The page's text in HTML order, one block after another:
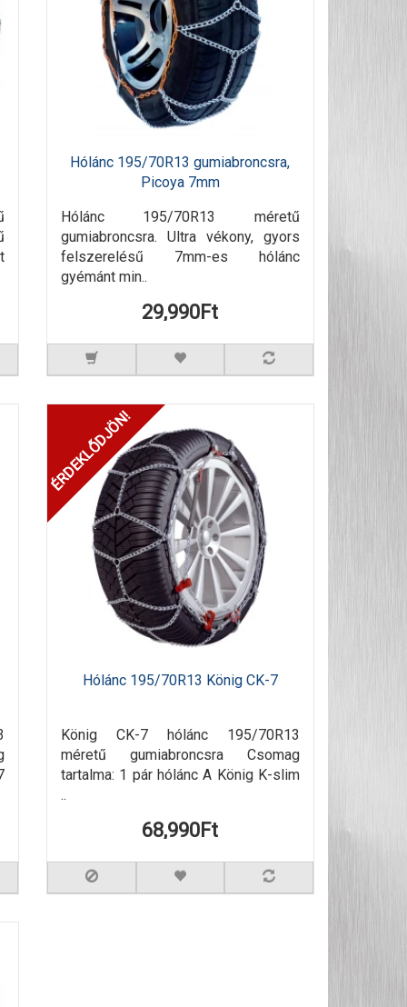
Hólánc 195/70R13 gumiabroncsra,
Picoya 7mm
Hólánc 195/70R13 méretű
gumiabroncsra. Ultra vékony, gyors
felszerelésű 7mm-es hólánc
gyémánt min..
29,990Ft
ÉRDEKLŐDJÖN!
Hólánc 195/70R13 König CK-7
König CK-7 hólánc 195/70R13
méretű gumiabroncsra Csomag
tartalma: 1 pár hólánc A König K-slim
..
68,990Ft